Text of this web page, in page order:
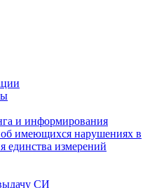
и информирования
имеющихся нарушениях в
единства измерений
СИ